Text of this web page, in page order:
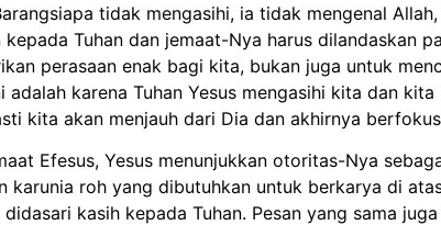
tidak mengasihi, ia tidak mengenal
Tuhan dan jemaat-Nya harus dilandaskan
perasaan enak bagi kita, bukan juga untuk
adalah karena Tuhan Yesus mengasihi kita dan
kita akan menjauh dari Dia dan akhirnya
Efesus, Yesus menunjukkan otoritas-Nya
karunia roh yang dibutuhkan untuk berkarya di
kasih kepada Tuhan. Pesan yang sama